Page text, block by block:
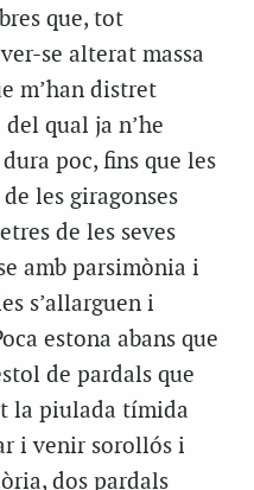
que, tot
se alterat massa
m’han distret
qual ja n’he
poc, fins que les
les giragonses
de les seves
amb parsimònia i
s’allarguen i
estona abans que
de pardals que
la piulada tímida
i venir sorollós i
dos pardals